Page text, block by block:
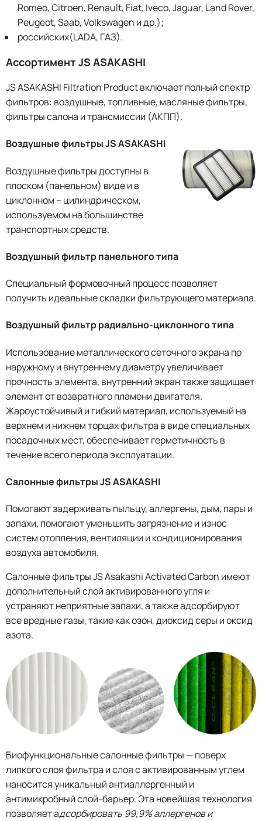
Romeo, Citroen, Renault, Fiat, Iveco, Jaguar, Land Rover,
Peugeot, Saab, Volkswagen и др.);
российских(LADA, ГАЗ).
Ассортимент JS ASAKASHI
JS ASAKASHI Filtration Product включает полный спектр
фильтров: воздушные, топливные, масляные фильтры,
фильтры салона и трансмиссии (АКПП).
Воздушные фильтры JS ASAKASHI
Воздушные фильтры доступны в
плоском (панельном) виде и в
циклонном – цилиндрическом,
используемом на большинстве
транспортных средств.
Воздушный фильтр панельного типа
Специальный формовочный процесс позволяет
получить идеальные складки фильтрующего материала.
Воздушный фильтр радиально-циклонного типа
Использование металлического сеточного экрана по
наружному и внутреннему диаметру увеличивает
прочность элемента, внутренний экран также защищает
элемент от возвратного пламени двигателя.
Жароустойчивый и гибкий материал, используемый на
верхнем и нижнем торцах фильтра в виде специальных
посадочных мест, обеспечивает герметичность в
течение всего периода эксплуатации.
Салонные фильтры JS ASAKASHI
Помогают задерживать пыльцу, аллергены, дым, пары и
запахи, помогают уменьшить загрязнение и износ
систем отопления, вентиляции и кондиционирования
воздуха автомобиля.
Салонные фильтры JS Asakashi Activated Carbon имеют
дополнительный слой активированного угля и
устраняют неприятные запахи, а также адсорбируют
все вредные газы, такие как озон, диоксид серы и оксид
азота.
Биофункциональные салонные фильтры — поверх
липкого слоя фильтра и слоя с активированным углем
наносится уникальный антиаллергенный и
антимикробный слой-барьер. Эта новейшая технология
позволяет адсорбировать 99,9% аллергенов и